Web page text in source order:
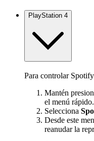
PlayStation 4
Para controlar
Mantén
el menú rápido.
Selecciona
Desde este
reanudar la